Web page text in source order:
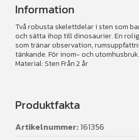
Information
Två robusta skelettdelar i sten som
och sätta ihop till dinosaurier. En
som tränar observation,
tänkande. För inom- och
Material: Sten Från 2 år
Produktfakta
Artikelnummer:161356